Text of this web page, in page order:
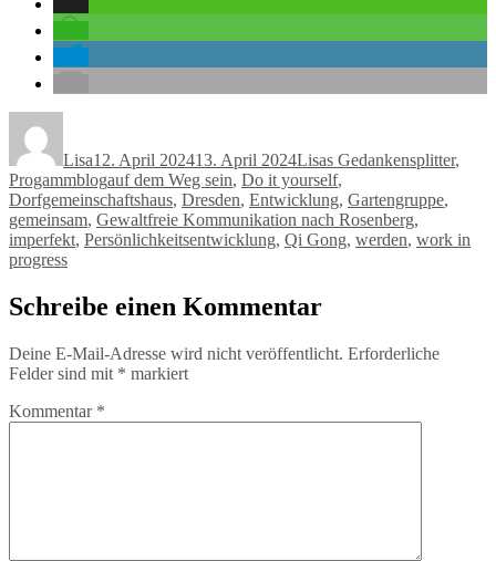
Lisa12. April 202413. April 2024Lisas Gedankensplitter,
ProgammblogSchlagwörter
auf dem Weg sein, Do it yourself,
Dorfgemeinschaftshaus, Dresden, Entwicklung, Gartengruppe,
gemeinsam, Gewaltfreie Kommunikation nach Rosenberg,
imperfekt, Persönlichkeitsentwicklung, Qi Gong, werden, work in
progress
Schreibe einen Kommentar
Deine E-Mail-Adresse wird nicht veröffentlicht. Erforderliche
Felder sind mit * markiert
Kommentar *